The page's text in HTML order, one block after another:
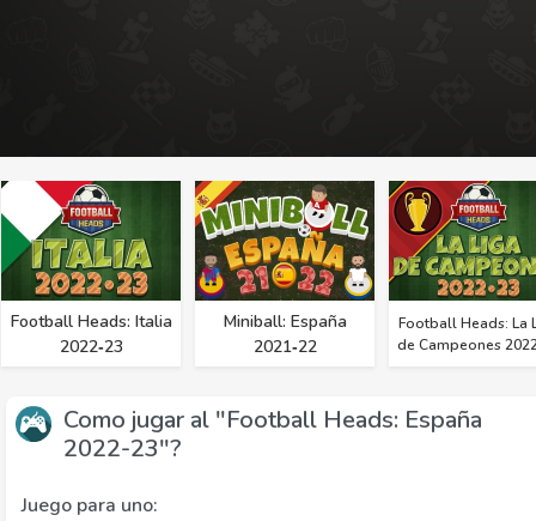
Football Heads: Italia
2022‑23
Miniball: España
2021‑22
Football Heads: La
de Campeones
Como jugar al "Football Heads: España
2022-23"?
Juego para uno: